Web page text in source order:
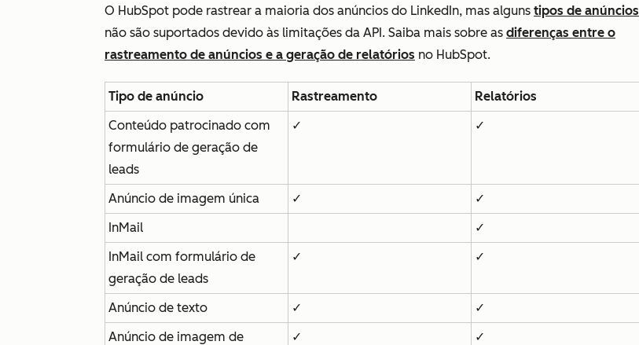
O HubSpot pode rastrear a maioria dos anúncios do LinkedIn, mas alguns tipos de anúncios
não são suportados devido às limitações da API. Saiba mais sobre as diferenças entre o
rastreamento de anúncios e a geração de relatórios no HubSpot.
Tipo de anúncio Rastreamento
Relatórios
Conteúdo patrocinado com
formulário de geração de
leads
✓ ✓
Anúncio de imagem única ✓
✓
InMail
✓
InMail com formulário de
geração de leads
✓ ✓
Anúncio de texto ✓
✓
Anúncio de imagem de
✓ ✓